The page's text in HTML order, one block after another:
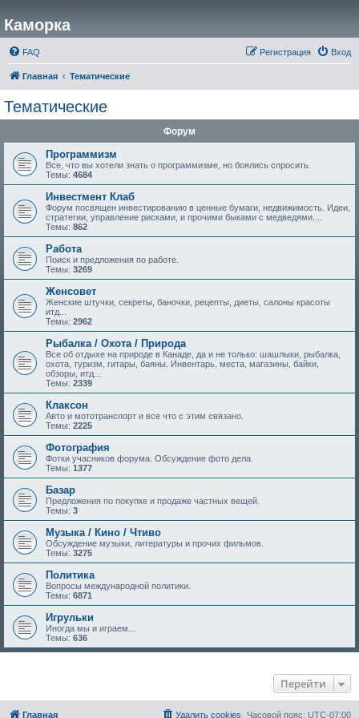
Каморка
FAQ Вход
Регистрация
Главная Тематические
Тематические
Форум
Программизм
Все, что вы хотели знать о программизме, но боялись спросить.
Темы: 4684
Инвестмент Клаб
Форум посвящен инвестированию в ценные бумаги, недвижимость. Идеи,
стратегии, управление рисками, и прочими быками с медведями....
Темы: 862
Работа
Поиск и предложения по работе.
Темы: 3269
Женсовет
Женские штучки, секреты, баночки, рецепты, диеты, салоны красоты
итд...
Темы: 2962
Рыбалка / Охота / Природа
Все об отдыхе на природе в Канаде, да и не только: шашлыки, рыбалка,
охота, туризм, гитары, баяны. Инвентарь, места, магазины, байки,
обзоры, итд...
Темы: 2339
Клаксон
Авто и мототранспорт и все что с этим связано.
Темы: 2225
Фотография
Фотки учасников форума. Обсуждение фото дела.
Темы: 1377
Базар
Предложения по покупке и продаже частных вещей.
Темы: 3
Музыка / Кино / Чтиво
Обсуждение музыки, литературы и прочих фильмов.
Темы: 3275
Политика
Вопросы международной политики.
Темы: 6871
Игрульки
Иногда мы и играем...
Темы: 636
Перейти
Главная Часовой пояс: UTC-07:00
Удалить cookies